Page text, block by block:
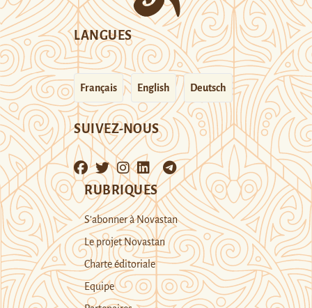
LANGUES
Français English Deutsch
SUIVEZ-NOUS
RUBRIQUES
S’abonner à Novastan
Le projet Novastan
Charte éditoriale
Equipe